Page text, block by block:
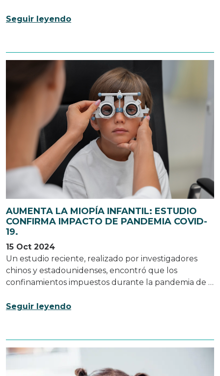
Seguir leyendo
AUMENTA LA MIOPÍA INFANTIL: ESTUDIO
CONFIRMA IMPACTO DE PANDEMIA COVID-
19.
15 Oct 2024
Un estudio reciente, realizado por investigadores
chinos y estadounidenses, encontró que los
confinamientos impuestos durante la pandemia de …
Seguir leyendo